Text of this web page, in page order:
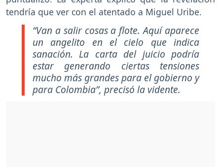
tendría que ver con el atentado a Miguel Uribe.
“Van a salir cosas a flote. Aquí aparece
un angelito en el cielo que indica
sanación. La carta del juicio podría
estar generando ciertas tensiones
mucho más grandes para el gobierno y
para Colombia”, precisó la vidente.